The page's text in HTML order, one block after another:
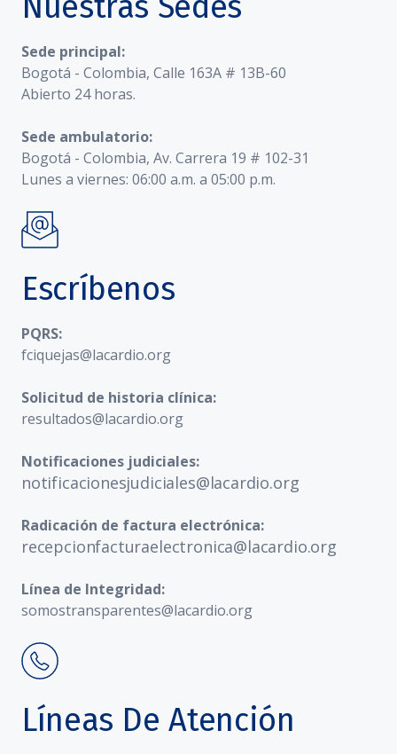
Sede principal:
Bogotá - Colombia, Calle 163A # 13B-60
Abierto 24 horas.
Sede ambulatorio:
Bogotá - Colombia, Av. Carrera 19 # 102-31
Lunes a viernes: 06:00 a.m. a 05:00 p.m.
Escríbenos
PQRS:
fciquejas@lacardio.org
Solicitud de historia clínica:
resultados@lacardio.org
Notificaciones judiciales:
notificacionesjudiciales@lacardio.org
Radicación de factura electrónica:
recepcionfacturaelectronica@lacardio.org
Línea de Integridad:
somostransparentes@lacardio.org
Líneas De Atención